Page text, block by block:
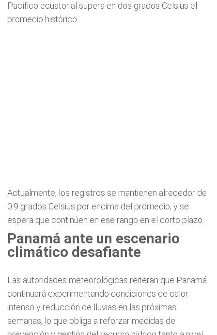
Pacífico ecuatorial supera en dos grados Celsius el
promedio histórico.
Actualmente, los registros se mantienen alrededor de
0.9 grados Celsius por encima del promedio, y se
espera que continúen en ese rango en el corto plazo.
Panamá ante un escenario
climático desafiante
Las autoridades meteorológicas reiteran que Panamá
continuará experimentando condiciones de calor
intenso y reducción de lluvias en las próximas
semanas, lo que obliga a reforzar medidas de